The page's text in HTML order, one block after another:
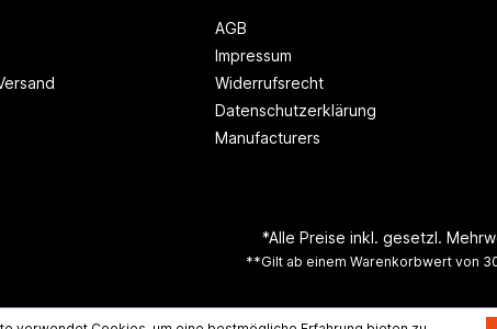
AGB
Impressum
Widerrufsrecht
Datenschutzerklärung
Manufacturers
*Alle Preise inkl. gesetzl.
**Gilt ab einem Warenkorbwert von